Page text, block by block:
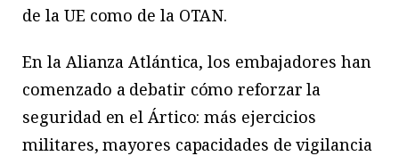
de la UE como de la OTAN.
En la Alianza Atlántica, los embajadores han
comenzado a debatir cómo reforzar la
seguridad en el Ártico: más ejercicios
militares, mayores capacidades de vigilancia